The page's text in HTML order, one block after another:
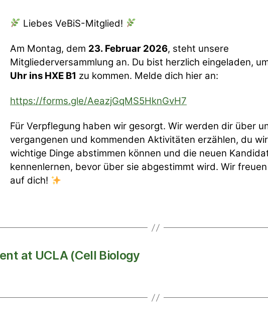
Liebes VeBiS-Mitglied!
Am Montag, dem 23. Februar 2026, steht unsere
Mitgliederversammlung an. Du bist herzlich eingeladen,
Uhr ins HXE B1 zu kommen. Melde dich hier an:
https://forms.gle/AeazjGqMS5HknGvH7
Für Verpflegung haben wir gesorgt. Wir werden dir über
vergangenen und kommenden Aktivitäten erzählen, du
wichtige Dinge abstimmen können und die neuen
kennenlernen, bevor über sie abgestimmt wird. Wir
auf dich!
at UCLA (Cell Biology